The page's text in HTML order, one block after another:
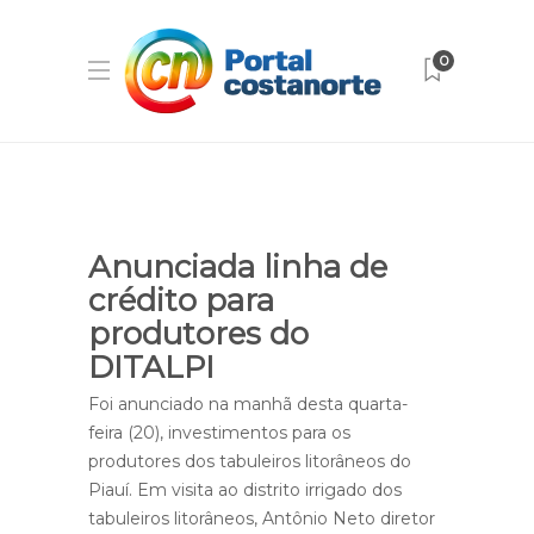
0
Anunciada linha de
crédito para
produtores do
DITALPI
Foi anunciado na manhã desta quarta-
feira (20), investimentos para os
produtores dos tabuleiros litorâneos do
Piauí. Em visita ao distrito irrigado dos
tabuleiros litorâneos, Antônio Neto diretor